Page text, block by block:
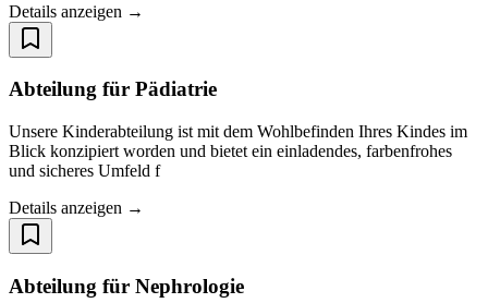
Details anzeigen →
Abteilung für Pädiatrie
Unsere Kinderabteilung ist mit dem Wohlbefinden Ihres Kindes im
Blick konzipiert worden und bietet ein einladendes, farbenfrohes
und sicheres Umfeld f
Details anzeigen →
Abteilung für Nephrologie